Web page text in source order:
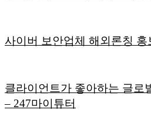
사이버 보안업체 해외론칭
클라이언트가 좋아하는 글로
– 247마이튜터